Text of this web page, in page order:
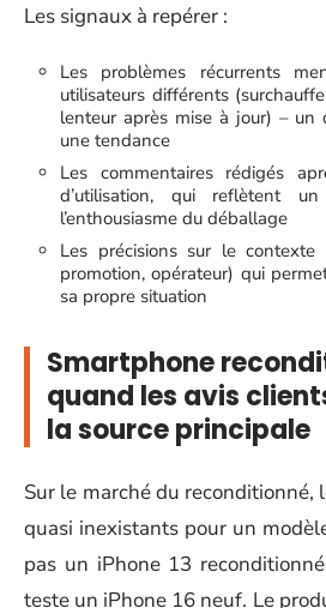
Les signaux à repérer :
Les problèmes récurrents
utilisateurs différents
lenteur après mise à jour) –
une tendance
Les commentaires rédigés
d’utilisation, qui reflètent
l’enthousiasme du déballage
Les précisions sur le contexte
promotion, opérateur) qui
sa propre situation
Smartphone
quand les avis
la source principale
Sur le marché du reconditionné,
quasi inexistants pour un
pas un iPhone 13
teste un iPhone 16 neuf. Le